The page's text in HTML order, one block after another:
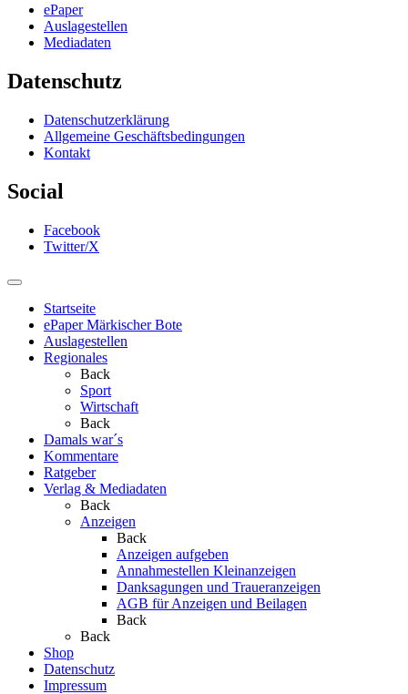
ePaper
Auslagestellen
Mediadaten
Datenschutz
Datenschutzerklärung
Allgemeine Geschäftsbedingungen
Kontakt
Social
Facebook
Twitter/X
Startseite
ePaper Märkischer Bote
Auslagestellen
Regionales
Back
Sport
Wirtschaft
Back
Damals war´s
Kommentare
Ratgeber
Verlag & Mediadaten
Back
Anzeigen
Back
Anzeigen aufgeben
Annahmestellen Kleinanzeigen
Danksagungen und Traueranzeigen
AGB für Anzeigen und Beilagen
Back
Back
Shop
Datenschutz
Impressum